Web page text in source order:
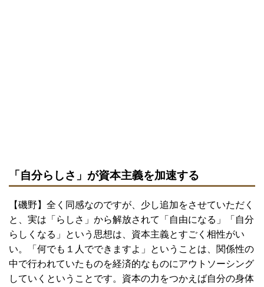
「自分らしさ」が資本主義を加速する
【磯野】全く同感なのですが、少し追加をさせていただく
と、実は「らしさ」から解放されて「自由になる」「自分
らしくなる」という思想は、資本主義とすごく相性がい
い。「何でも１人でできますよ」ということは、関係性の
中で行われていたものを経済的なものにアウトソーシング
していくということです。資本の力をつかえば自分の身体